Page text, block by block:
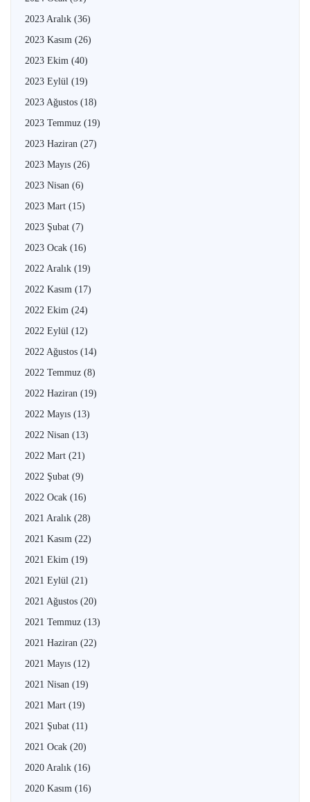
2023 Aralık (36)
2023 Kasım (26)
2023 Ekim (40)
2023 Eylül (19)
2023 Ağustos (18)
2023 Temmuz (19)
2023 Haziran (27)
2023 Mayıs (26)
2023 Nisan (6)
2023 Mart (15)
2023 Şubat (7)
2023 Ocak (16)
2022 Aralık (19)
2022 Kasım (17)
2022 Ekim (24)
2022 Eylül (12)
2022 Ağustos (14)
2022 Temmuz (8)
2022 Haziran (19)
2022 Mayıs (13)
2022 Nisan (13)
2022 Mart (21)
2022 Şubat (9)
2022 Ocak (16)
2021 Aralık (28)
2021 Kasım (22)
2021 Ekim (19)
2021 Eylül (21)
2021 Ağustos (20)
2021 Temmuz (13)
2021 Haziran (22)
2021 Mayıs (12)
2021 Nisan (19)
2021 Mart (19)
2021 Şubat (11)
2021 Ocak (20)
2020 Aralık (16)
2020 Kasım (16)